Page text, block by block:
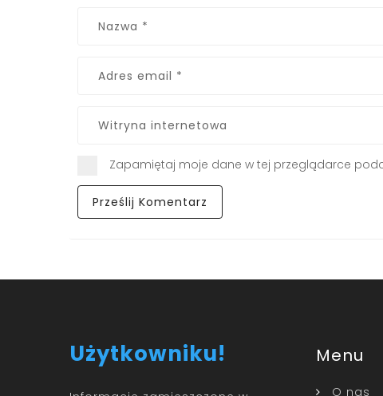
Zapamiętaj moje dane w tej przeglądarce
Użytkowniku! Menu
O nas